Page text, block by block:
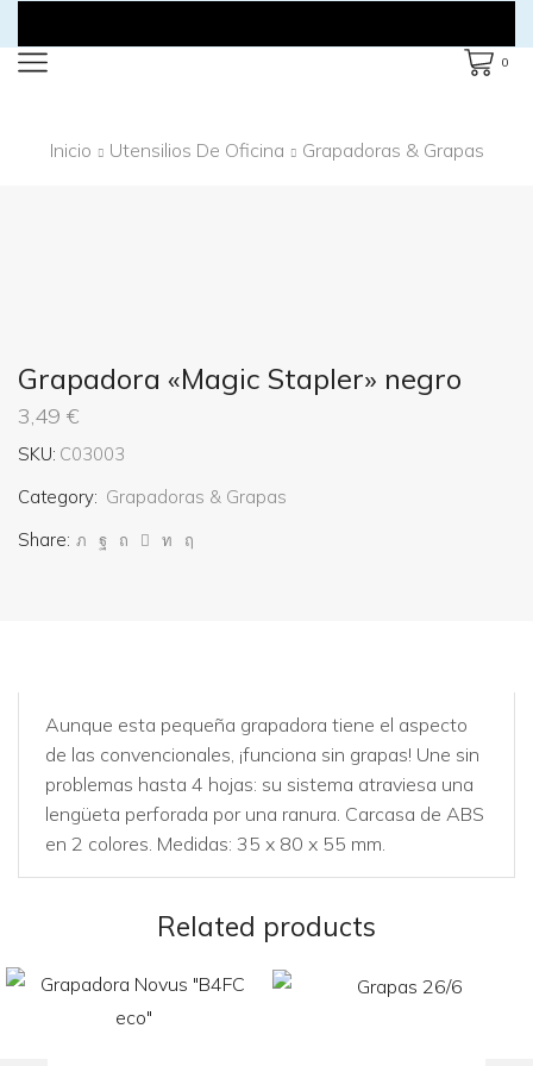
0
Inicio Utensilios De Oficina Grapadoras & Grapas
Grapadora «Magic Stapler» negro
3,49 €
SKU: C03003
Category: Grapadoras & Grapas
Share:
Aunque esta pequeña grapadora tiene el aspecto
de las convencionales, ¡funciona sin grapas! Une sin
problemas hasta 4 hojas: su sistema atraviesa una
lengüeta perforada por una ranura. Carcasa de ABS
en 2 colores. Medidas: 35 x 80 x 55 mm.
Related products